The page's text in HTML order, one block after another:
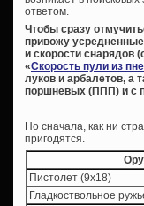
ответом.
Чтобы сразу
привожу
и скорости снарядов
«Скорость пули из
луков и арбалетов, а
поршневых (ППП) и с
Но сначала, как ни
пригодятся.
Пистолет (9х18)
Гладкоствольное